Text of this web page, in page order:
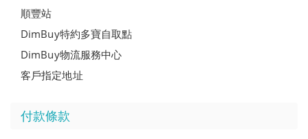
順豐站
DimBuy特約多寶自取點
DimBuy物流服務中心
客戶指定地址
付款條款